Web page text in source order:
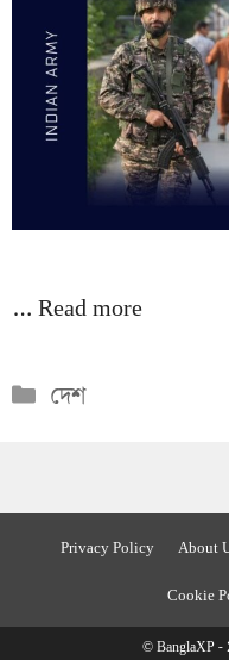
…Read more
Categories
দেশ
Privacy Policy About
Cookie
© BanglaXP -